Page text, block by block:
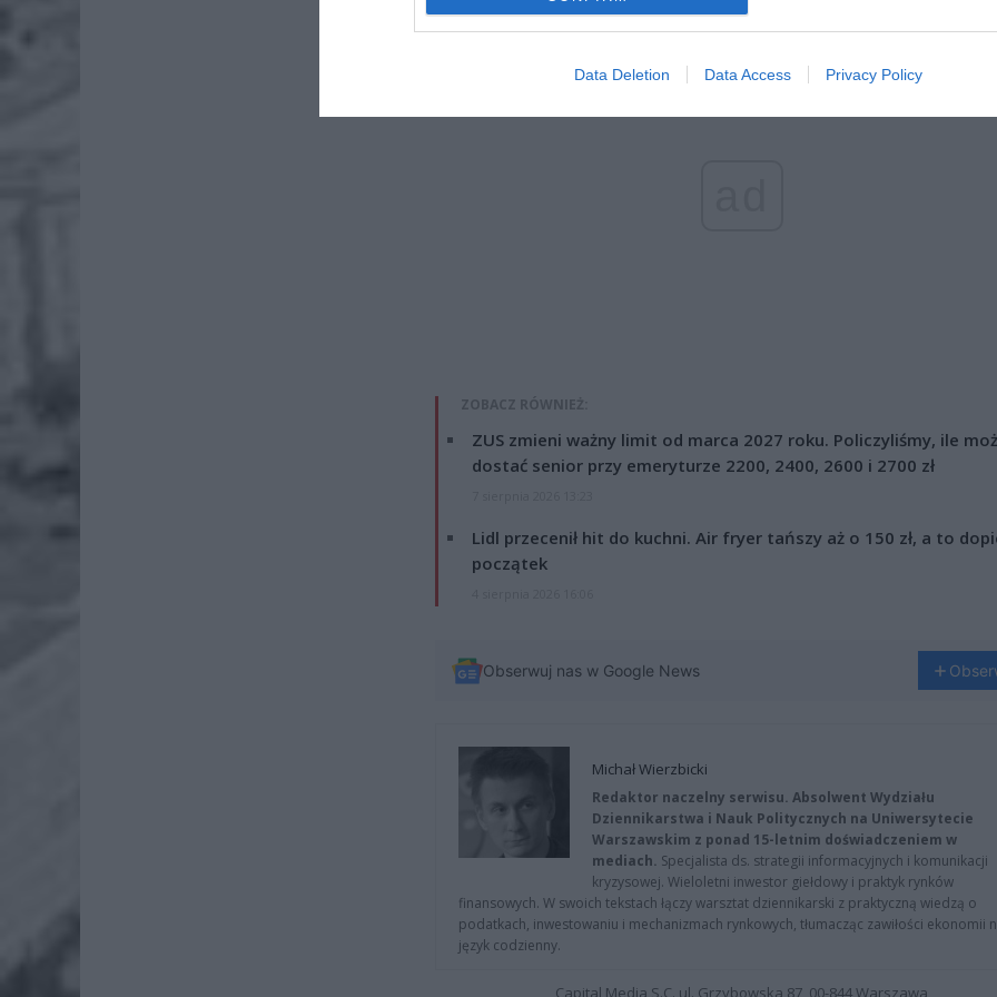
Data Deletion Data Access Privacy Policy
ZOBACZ RÓWNIEŻ:
ZUS zmieni ważny limit od marca 2027 roku. Policzyliśmy, ile
dostać senior przy emeryturze 2200, 2400, 2600 i 2700 zł
Lidl przecenił hit do kuchni. Air fryer tańszy aż o 150 zł, a to
początek
Obserwuj nas w Google News
Michał Wierzbicki
Redaktor naczelny serwisu. Absolwent Wydziału
Dziennikarstwa i Nauk Politycznych na Uniwersytecie
Warszawskim z ponad 15-letnim doświadczeniem w
mediach. Specjalista ds. strategii informacyjnych i komunikacji
kryzysowej. Wieloletni inwestor giełdowy i praktyk rynków
finansowych. W swoich tekstach łączy warsztat dziennikarski z praktyczną wiedzą o
podatkach, inwestowaniu i mechanizmach rynkowych, tłumacząc zawiłości ekonomii
język codzienny.
Capital Media S.C. ul. Grzybowska 87, 00-844 Warszawa